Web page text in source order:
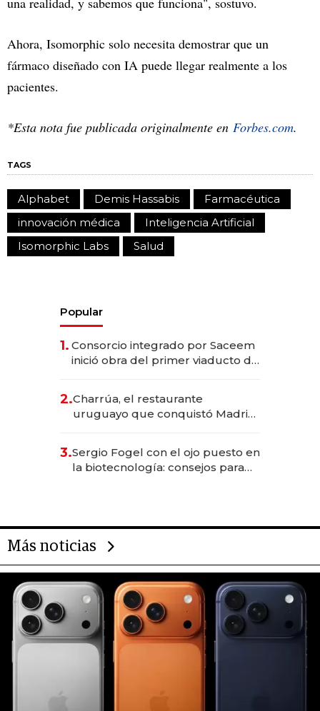
Ahora, Isomorphic solo necesita demostrar que un
fármaco diseñado con IA puede llegar realmente a los
pacientes.
*Esta nota fue publicada originalmente en Forbes.com.
TAGS
Alphabet Demis Hassabis
Farmacéutica
innovación médica
Inteligencia Artificial
Isomorphic Labs
Salud
Popular
1. Consorcio integrado por Saceem
inició obra del primer viaducto de
millones
2.Charrúa, el restaurante
uruguayo que conquistó Madrid:
anticipación y prepara apertura
3.Sergio Fogel con el ojo puesto en
la biotecnología: consejos para
Más noticias